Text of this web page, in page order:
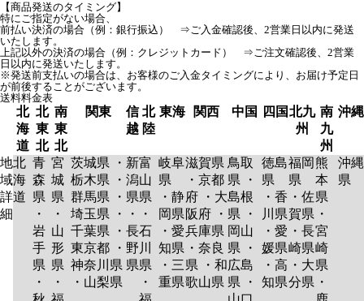
【商品発送のタイミング】
特にご指定がない場合、
前払い決済の場合（例：銀行振込） ⇒ご入金確認後、2営業日以内に発送
いたします。
上記以外の決済の場合（例：クレジットカード） ⇒ご注文確認後、2営業
日以内に発送いたします。
※発送前支払いの場合は、お客様のご入金タイミングにより、お届け予定日
が前後することがございます。
送料料金表
北
海
道
北
東
北
南
東
北
関東
信
越
北
陸
東海 関西 中国 四国北九
州
南
九
州
沖縄
地
域
詳
細
北
海
道
青
森
県
・
岩
手
県
・
宮
城
県
・
山
形
県
・
茨城県 ・
栃木県 ・
群馬県 ・
埼玉県 ・
千葉県 ・
東京都 ・
神奈川県
・山梨県
新
潟
県
・
長
野
県
富
山
県
・
石
川
県
・
岐阜
県
・静
岡県
・愛
知県
・三
重県
滋賀県
・京都
府 ・大
阪府 ・
兵庫県
・奈良
県 ・和
歌山県
鳥取
県 ・
島根
県 ・
岡山
県 ・
広島
県 ・
徳島
県
・香
川県
・愛
媛県
・高
知県
福岡
県
・佐
賀県
・長
崎県
・大
分県
熊
本
県
・
宮
崎
県
・
沖縄
県